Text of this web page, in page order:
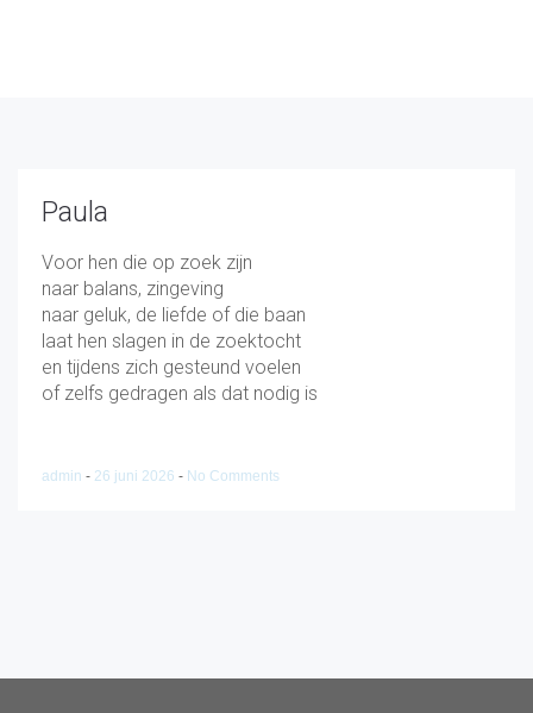
Paula
Voor hen die op zoek zijn
naar balans, zingeving
naar geluk, de liefde of die baan
laat hen slagen in de zoektocht
en tijdens zich gesteund voelen
of zelfs gedragen als dat nodig is
admin - 26 juni 2026 - No Comments